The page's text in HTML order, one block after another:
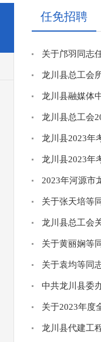
任免招聘
关于邝羽同志
龙川县总工会
龙川县融媒体
龙川县总工会
龙川县2023年
龙川县2023年
2023年河源市
关于张天培等
龙川县总工会
关于黄丽娴等
关于袁均等同
中共龙川县委
关于2023年度
龙川县代建工